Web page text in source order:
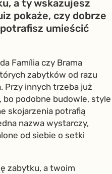
a ty wskazujesz
pokaże, czy dobrze
umieścić
Família czy Brama
zabytków od razu
Przy innych trzeba już
bo podobne budowle, style
skojarzenia potrafią
nazwa wystarczy,
od siebie o setki
zabytku, a twoim